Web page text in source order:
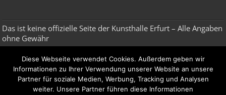
Das ist keine offizielle Seite der Kunsthalle Erfurt – Alle Angaben
ohne Gewähr
Broker, Depot, Robo Advisor & ETF
Diese Webseite verwendet Cookies. Außerdem geben wir
Informationen zu Ihrer Verwendung unserer Website an unsere
Partner für soziale Medien, Werbung, Tracking und Analysen
weiter. Unsere Partner führen diese Informationen